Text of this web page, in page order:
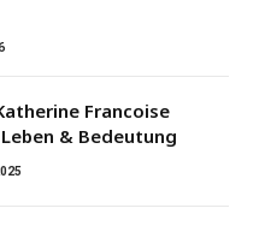
Francoise
& Bedeutung